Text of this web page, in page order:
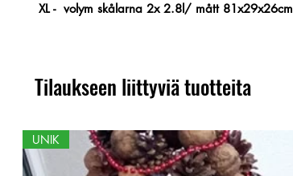
XL - volym skålarna 2x 2.8l/ mått 81x29x26cm
Tilaukseen liittyviä tuotteita
UNIK